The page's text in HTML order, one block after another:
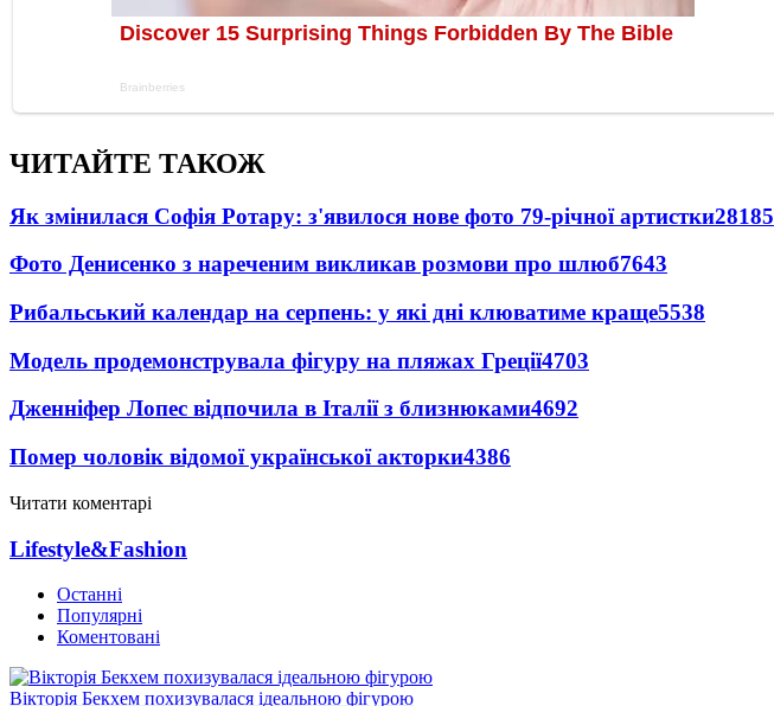
ЧИТАЙТЕ ТАКОЖ
Як змінилася Софія Ротару: з'явилося нове фото 79-річної артистки28185
Фото Денисенко з нареченим викликав розмови про шлюб7643
Рибальський календар на серпень: у які дні клюватиме краще5538
Модель продемонструвала фігуру на пляжах Греції4703
Дженніфер Лопес відпочила в Італії з близнюками4692
Помер чоловік відомої української акторки4386
Читати коментарі
Lifestyle&Fashion
Останні
Популярні
Коментовані
Вікторія Бекхем похизувалася ідеальною фігурою